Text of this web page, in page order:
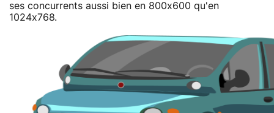
ses concurrents aussi bien en 800x600 qu'en
1024x768.